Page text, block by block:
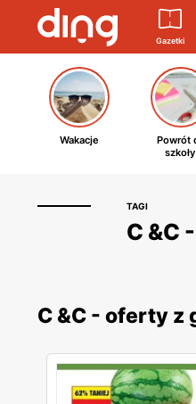
Gazetki
Wakacje
Powrót
TAGI
C &C
C &C - oferty